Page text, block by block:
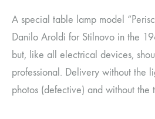
A special table lamp model
Danilo Aroldi for Stilnovo in the
but, like all electrical devices,
professional. Delivery without the
photos (defective) and without